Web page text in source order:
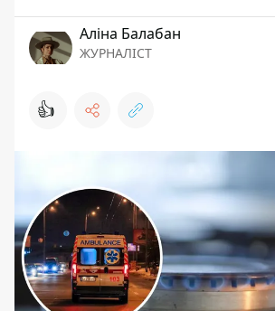
Аліна Балабан
ЖУРНАЛІСТ
👍